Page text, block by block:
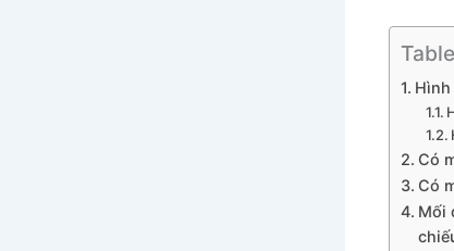
Hình
Có
Có
Mối